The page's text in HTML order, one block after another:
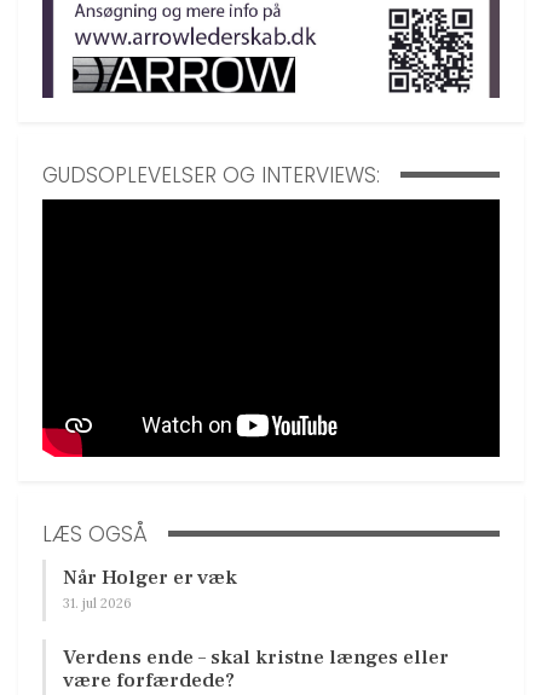
GUDSOPLEVELSER OG INTERVIEWS:
LÆS OGSÅ
Når Holger er væk
31. jul 2026
Verdens ende – skal kristne længes eller
være forfærdede?